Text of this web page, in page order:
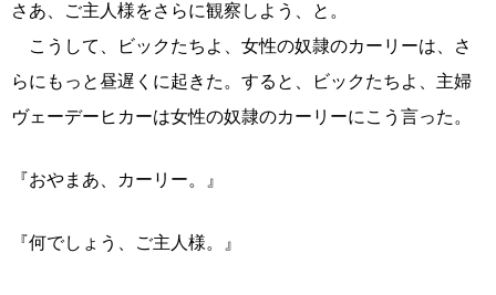
さあ、ご主人様をさらに観察しよう、と。
こうして、ビックたちよ、女性の奴隷のカーリーは、さ
らにもっと昼遅くに起きた。すると、ビックたちよ、主婦
ヴェーデーヒカーは女性の奴隷のカーリーにこう言った。
『おやまあ、カーリー。』
『何でしょう、ご主人様。』